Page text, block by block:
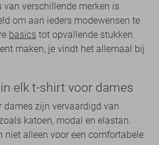
verschillende merken is
om aan ieders modewensen te
basics tot opvallende stukken
maken, je vindt het allemaal bij
elk t-shirt voor dames
dames zijn vervaardigd van
katoen, modal en elastan.
niet alleen voor een comfortabele